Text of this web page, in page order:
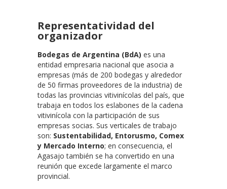
Representatividad del
organizador
Bodegas de Argentina (BdA) es una
entidad empresaria nacional que asocia a
empresas (más de 200 bodegas y alrededor
de 50 firmas proveedores de la industria) de
todas las provincias vitivinícolas del país, que
trabaja en todos los eslabones de la cadena
vitivinícola con la participación de sus
empresas socias. Sus verticales de trabajo
son: Sustentabilidad, Entorusmo, Comex
y Mercado Interno; en consecuencia, el
Agasajo también se ha convertido en una
reunión que excede largamente el marco
provincial.